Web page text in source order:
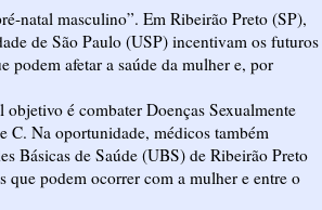
natal masculino”. Em Ribeirão Preto (SP),
de São Paulo (USP) incentivam os futuros
podem afetar a saúde da mulher e, por
é combater Doenças Sexualmente
C. Na oportunidade, médicos também
Básicas de Saúde (UBS) de Ribeirão Preto
que podem ocorrer com a mulher e entre o